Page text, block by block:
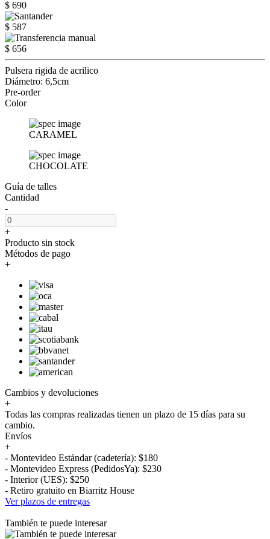
$ 690
$ 587
$ 656
Pulsera rigida de acrilico
Diámetro: 6,5cm
Pre-order
Color
CARAMEL
CHOCOLATE
Guía de talles
Cantidad
-
+
Producto sin stock
Métodos de pago
+
Cambios y devoluciones
+
Todas las compras realizadas tienen un plazo de 15 días para su
cambio.
Envíos
+
- Montevideo Estándar (cadetería): $180
- Montevideo Express (PedidosYa): $230
- Interior (UES): $250
- Retiro gratuito en Biarritz House
Ver plazos de entregas
También te puede interesar